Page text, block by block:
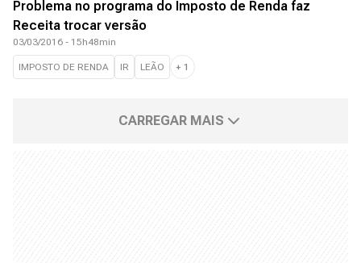
Problema no programa do Imposto de Renda faz
Receita trocar versão
03/03/2016 - 15h48min
IMPOSTO DE RENDA IR LEÃO + 1
CARREGAR MAIS